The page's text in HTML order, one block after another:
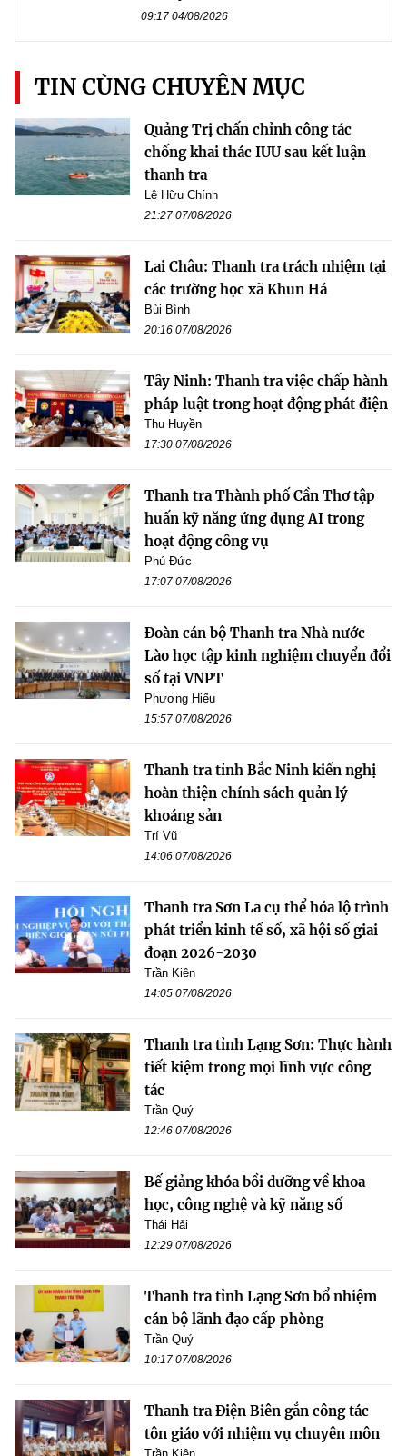
09:17 04/08/2026
TIN CÙNG CHUYÊN MỤC
Quảng Trị chấn chỉnh công tác
chống khai thác IUU sau kết luận
thanh tra
Lê Hữu Chính
21:27 07/08/2026
Lai Châu: Thanh tra trách nhiệm tại
các trường học xã Khun Há
Bùi Bình
20:16 07/08/2026
Tây Ninh: Thanh tra việc chấp hành
pháp luật trong hoạt động phát điện
Thu Huyền
17:30 07/08/2026
Thanh tra Thành phố Cần Thơ tập
huấn kỹ năng ứng dụng AI trong
hoạt động công vụ
Phú Đức
17:07 07/08/2026
Đoàn cán bộ Thanh tra Nhà nước
Lào học tập kinh nghiệm chuyển đổi
số tại VNPT
Phương Hiếu
15:57 07/08/2026
Thanh tra tỉnh Bắc Ninh kiến nghị
hoàn thiện chính sách quản lý
khoáng sản
Trí Vũ
14:06 07/08/2026
Thanh tra Sơn La cụ thể hóa lộ trình
phát triển kinh tế số, xã hội số giai
đoạn 2026-2030
Trần Kiên
14:05 07/08/2026
Thanh tra tỉnh Lạng Sơn: Thực hành
tiết kiệm trong mọi lĩnh vực công
tác
Trần Quý
12:46 07/08/2026
Bế giảng khóa bồi dưỡng về khoa
học, công nghệ và kỹ năng số
Thái Hải
12:29 07/08/2026
Thanh tra tỉnh Lạng Sơn bổ nhiệm
cán bộ lãnh đạo cấp phòng
Trần Quý
10:17 07/08/2026
Thanh tra Điện Biên gắn công tác
tôn giáo với nhiệm vụ chuyên môn